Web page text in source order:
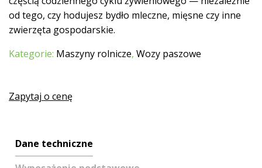
od tego, czy hodujesz bydło mleczne, mięsne czy inne
zwierzęta gospodarskie.
Kategorie: Maszyny rolnicze, Wozy paszowe
Zapytaj o cenę
Dane techniczne